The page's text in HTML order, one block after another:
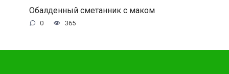
Обалденный сметанник с маком
0 365